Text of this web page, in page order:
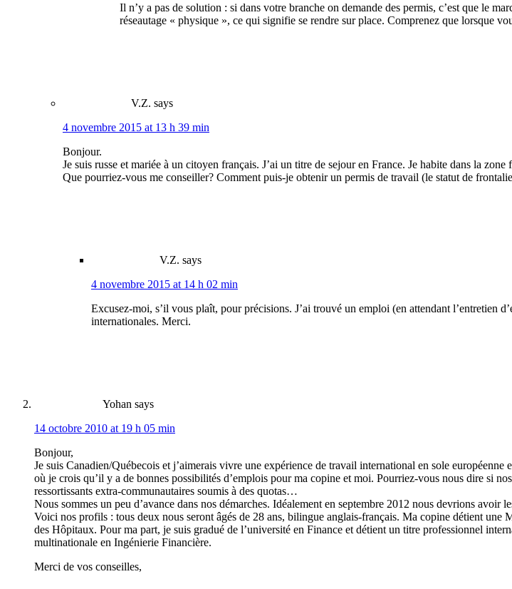
Il n’y a pas de solution : si dans votre branche on demande des permis, c’est que le
réseautage « physique », ce qui signifie se rendre sur place. Comprenez que lorsque
V.Z. says
4 novembre 2015 at 13 h 39 min
Bonjour.
Je suis russe et mariée à un citoyen français. J’ai un titre de sejour en France. Je habite dans la zone
Que pourriez-vous me conseiller? Сomment puis-je obtenir un permis de travail (le statut de
V.Z. says
4 novembre 2015 at 14 h 02 min
Excusez-moi, s’il vous plaît, pour précisions. J’ai trouvé un emploi (en attendant l’entretien
internationales. Merci.
Yohan says
14 octobre 2010 at 19 h 05 min
Bonjour,
Je suis Canadien/Québecois et j’aimerais vivre une expérience de travail international en sole
où je crois qu’il y a de bonnes possibilités d’emplois pour ma copine et moi. Pourriez-vous nous dire si
ressortissants extra-communautaires soumis à des quotas…
Nous sommes un peu d’avance dans nos démarches. Idéalement en septembre 2012 nous devrions avoir
Voici nos profils : tous deux nous seront âgés de 28 ans, bilingue anglais-français. Ma copine détient une
des Hôpitaux. Pour ma part, je suis gradué de l’université en Finance et détient un titre professionnel
multinationale en Ingénierie Financière.
Merci de vos conseilles,